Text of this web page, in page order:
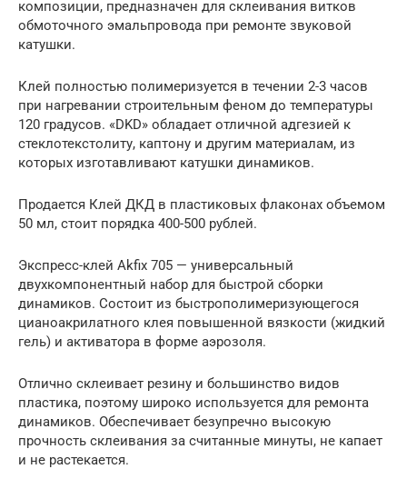
композиции, предназначен для склеивания витков
обмоточного эмальпровода при ремонте звуковой
катушки.
Клей полностью полимеризуется в течении 2-3 часов
при нагревании строительным феном до температуры
120 градусов. «DKD» обладает отличной адгезией к
стеклотекстолиту, каптону и другим материалам, из
которых изготавливают катушки динамиков.
Продается Клей ДКД в пластиковых флаконах объемом
50 мл, стоит порядка 400-500 рублей.
Экспресс-клей Akfix 705 — универсальный
двухкомпонентный набор для быстрой сборки
динамиков. Состоит из быстрополимеризующегося
цианоакрилатного клея повышенной вязкости (жидкий
гель) и активатора в форме аэрозоля.
Отлично склеивает резину и большинство видов
пластика, поэтому широко используется для ремонта
динамиков. Обеспечивает безупречно высокую
прочность склеивания за считанные минуты, не капает
и не растекается.